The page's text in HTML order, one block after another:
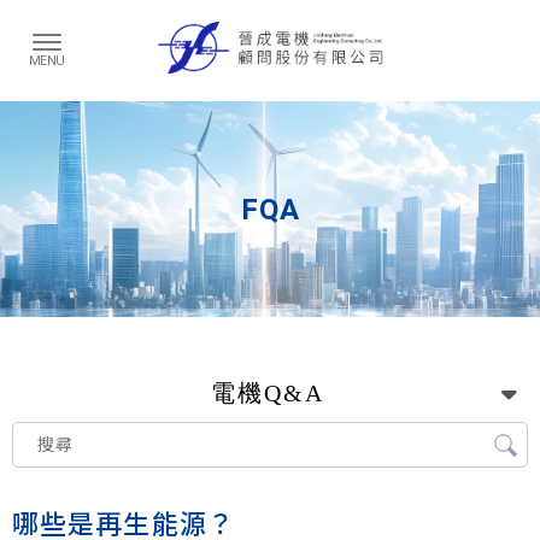
FQA
電機Q&A
哪些是再生能源？